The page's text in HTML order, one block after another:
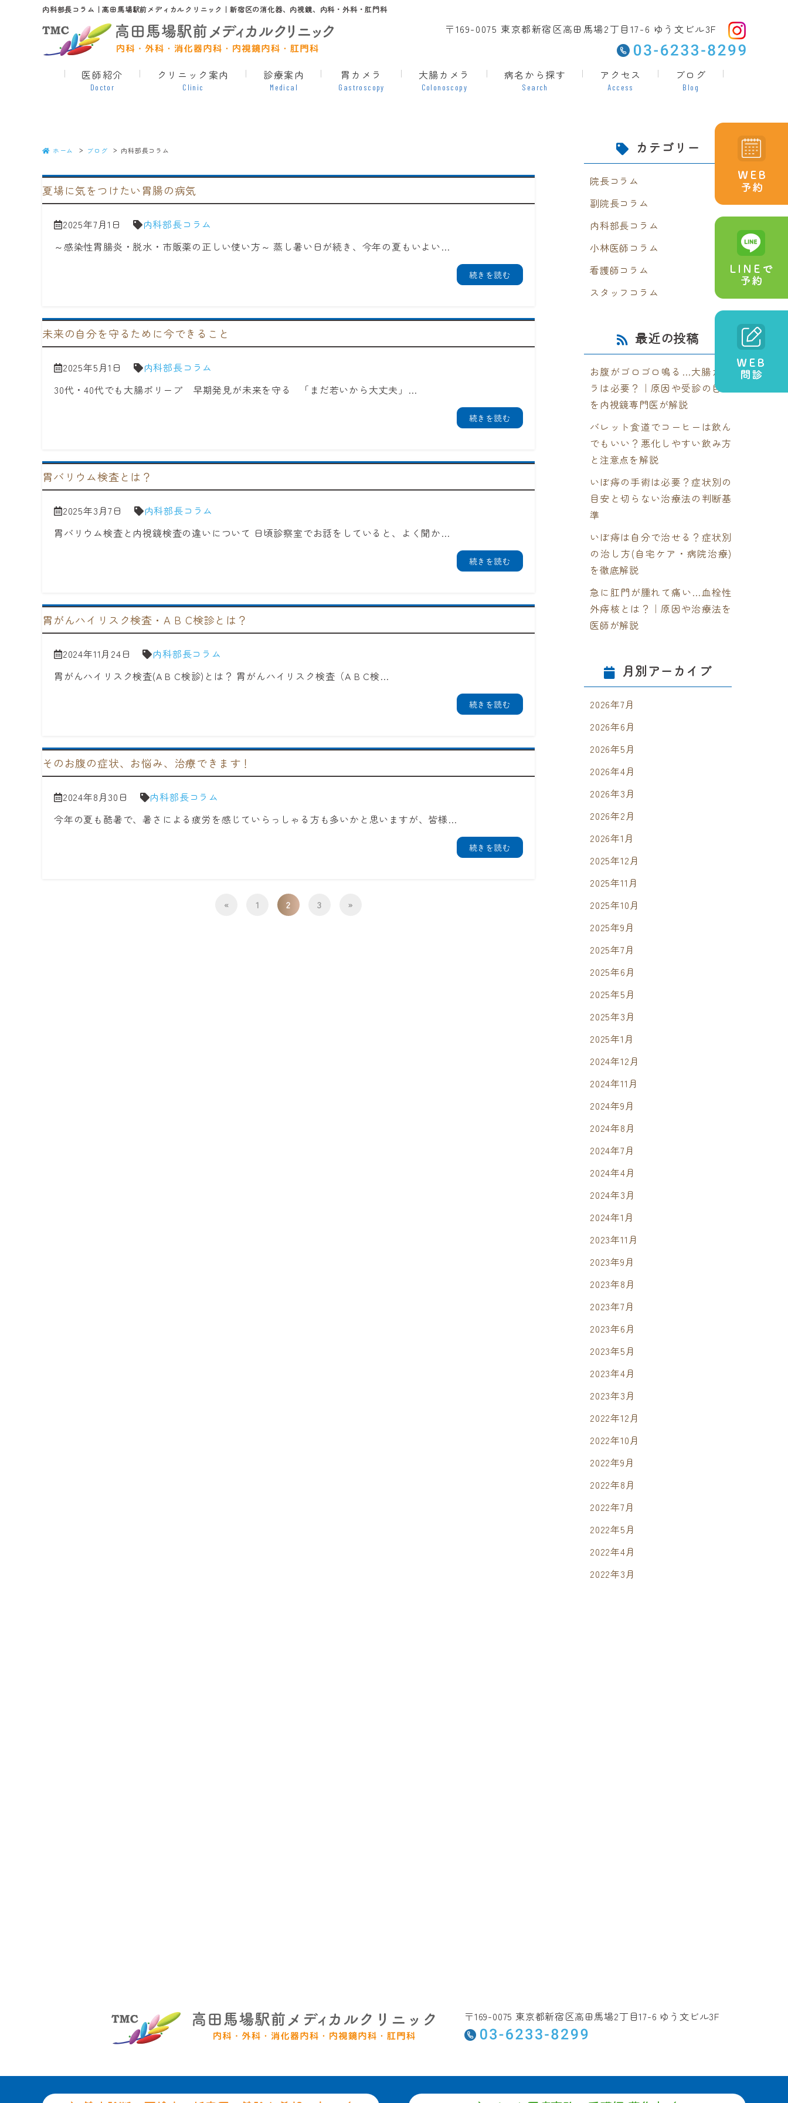
〒169-0075 東京都新宿区高田馬場2丁目17-6 ゆう文ビル3F
医師紹介
Doctor
クリニック案内
Clinic
診療案内
Medical
胃カメラ
Gastroscopy
大腸カメラ
Colonoscopy
病名から探す
Search
アクセス
Access
ブログ
Blog
内科部長コラム｜高田馬場駅前メディカルクリニック｜新宿区の消化器、内視鏡、内科・外科・肛門科
ホーム ブログ 内科部長コラム
夏場に気をつけたい胃腸の病気
2025年7月1日
内科部長コラム
～感染性胃腸炎・脱水・市販薬の正しい使い方～ 蒸し暑い日が続き、今年の夏もいよい…
続きを読む
未来の自分を守るために今できること
2025年5月1日
内科部長コラム
30代・40代でも大腸ポリープ 早期発見が未来を守る 「まだ若いから大丈夫」…
続きを読む
胃バリウム検査とは？
2025年3月7日
内科部長コラム
胃バリウム検査と内視鏡検査の違いについて 日頃診察室でお話をしていると、よく聞か…
続きを読む
胃がんハイリスク検査・A B C検診とは？
2024年11月24日
内科部長コラム
胃がんハイリスク検査(A B C検診)とは？ 胃がんハイリスク検査（A B C検…
続きを読む
そのお腹の症状、お悩み、治療できます！
2024年8月30日
内科部長コラム
今年の夏も酷暑で、暑さによる疲労を感じていらっしゃる方も多いかと思いますが、皆様…
続きを読む
« 1 2 3 »
カテゴリー
院長コラム
副院長コラム
内科部長コラム
小林医師コラム
看護師コラム
スタッフコラム
最近の投稿
お腹がゴロゴロ鳴る…大腸カメ
ラは必要？｜原因や受診の目安
を内視鏡専門医が解説
バレット食道でコーヒーは飲ん
でもいい？悪化しやすい飲み方
と注意点を解説
いぼ痔の手術は必要？症状別の
目安と切らない治療法の判断基
準
いぼ痔は自分で治せる？症状別
の治し方(自宅ケア・病院治療)
を徹底解説
急に肛門が腫れて痛い…血栓性
外痔核とは？｜原因や治療法を
医師が解説
月別アーカイブ
2026年7月
2026年6月
2026年5月
2026年4月
2026年3月
2026年2月
2026年1月
2025年12月
2025年11月
2025年10月
2025年9月
2025年7月
2025年6月
2025年5月
2025年3月
2025年1月
2024年12月
2024年11月
2024年9月
2024年8月
2024年7月
2024年4月
2024年3月
2024年1月
2023年11月
2023年9月
2023年8月
2023年7月
2023年6月
2023年5月
2023年4月
2023年3月
2022年12月
2022年10月
2022年9月
2022年8月
2022年7月
2022年5月
2022年4月
2022年3月
〒169-0075 東京都新宿区高田馬場2丁目17-6 ゆう文ビル3F